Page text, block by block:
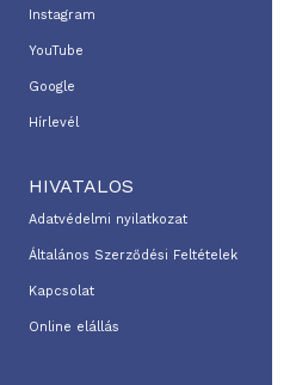
Instagram
YouTube
Google
Hírlevél
HIVATALOS
Adatvédelmi nyilatkozat
Általános Szerződési Feltételek
Kapcsolat
Online elállás